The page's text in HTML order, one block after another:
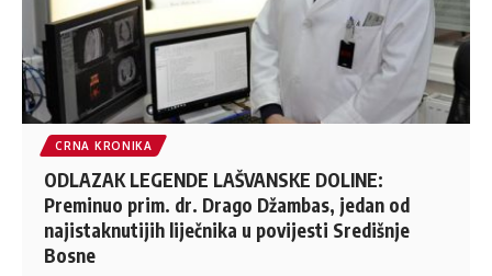
CRNA KRONIKA
ODLAZAK LEGENDE LAŠVANSKE DOLINE:
Preminuo prim. dr. Drago Džambas, jedan od
najistaknutijih liječnika u povijesti Središnje
Bosne